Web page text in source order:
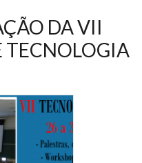
DA VII
TECNOLOGIA